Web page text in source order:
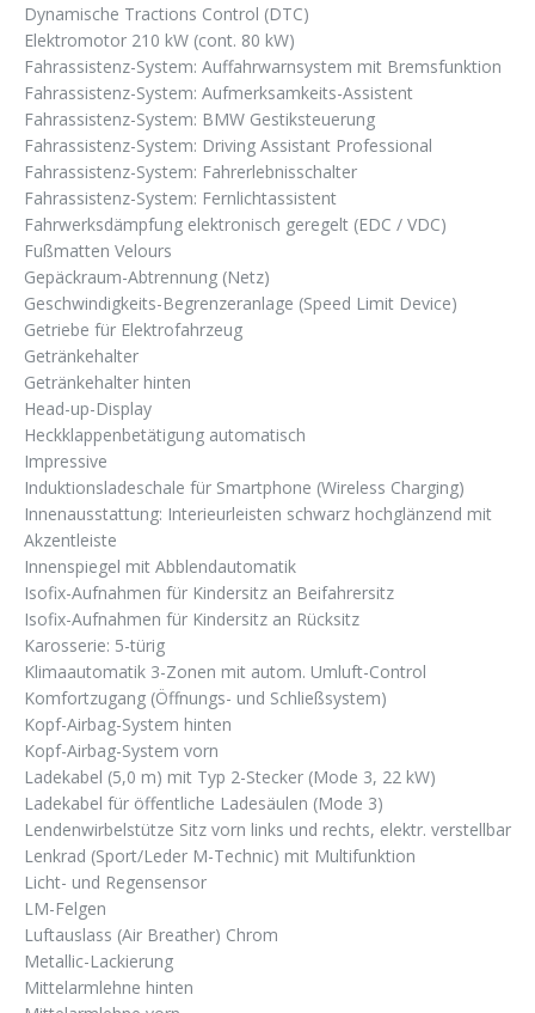
Dynamische Tractions Control (DTC)
Elektromotor 210 kW (cont. 80 kW)
Fahrassistenz-System: Auffahrwarnsystem mit Bremsfunktion
Fahrassistenz-System: Aufmerksamkeits-Assistent
Fahrassistenz-System: BMW Gestiksteuerung
Fahrassistenz-System: Driving Assistant Professional
Fahrassistenz-System: Fahrerlebnisschalter
Fahrassistenz-System: Fernlichtassistent
Fahrwerksdämpfung elektronisch geregelt (EDC / VDC)
Fußmatten Velours
Gepäckraum-Abtrennung (Netz)
Geschwindigkeits-Begrenzeranlage (Speed Limit Device)
Getriebe für Elektrofahrzeug
Getränkehalter
Getränkehalter hinten
Head-up-Display
Heckklappenbetätigung automatisch
Impressive
Induktionsladeschale für Smartphone (Wireless Charging)
Innenausstattung: Interieurleisten schwarz hochglänzend mit
Akzentleiste
Innenspiegel mit Abblendautomatik
Isofix-Aufnahmen für Kindersitz an Beifahrersitz
Isofix-Aufnahmen für Kindersitz an Rücksitz
Karosserie: 5-türig
Klimaautomatik 3-Zonen mit autom. Umluft-Control
Komfortzugang (Öffnungs- und Schließsystem)
Kopf-Airbag-System hinten
Kopf-Airbag-System vorn
Ladekabel (5,0 m) mit Typ 2-Stecker (Mode 3, 22 kW)
Ladekabel für öffentliche Ladesäulen (Mode 3)
Lendenwirbelstütze Sitz vorn links und rechts, elektr. verstellbar
Lenkrad (Sport/Leder M-Technic) mit Multifunktion
Licht- und Regensensor
LM-Felgen
Luftauslass (Air Breather) Chrom
Metallic-Lackierung
Mittelarmlehne hinten